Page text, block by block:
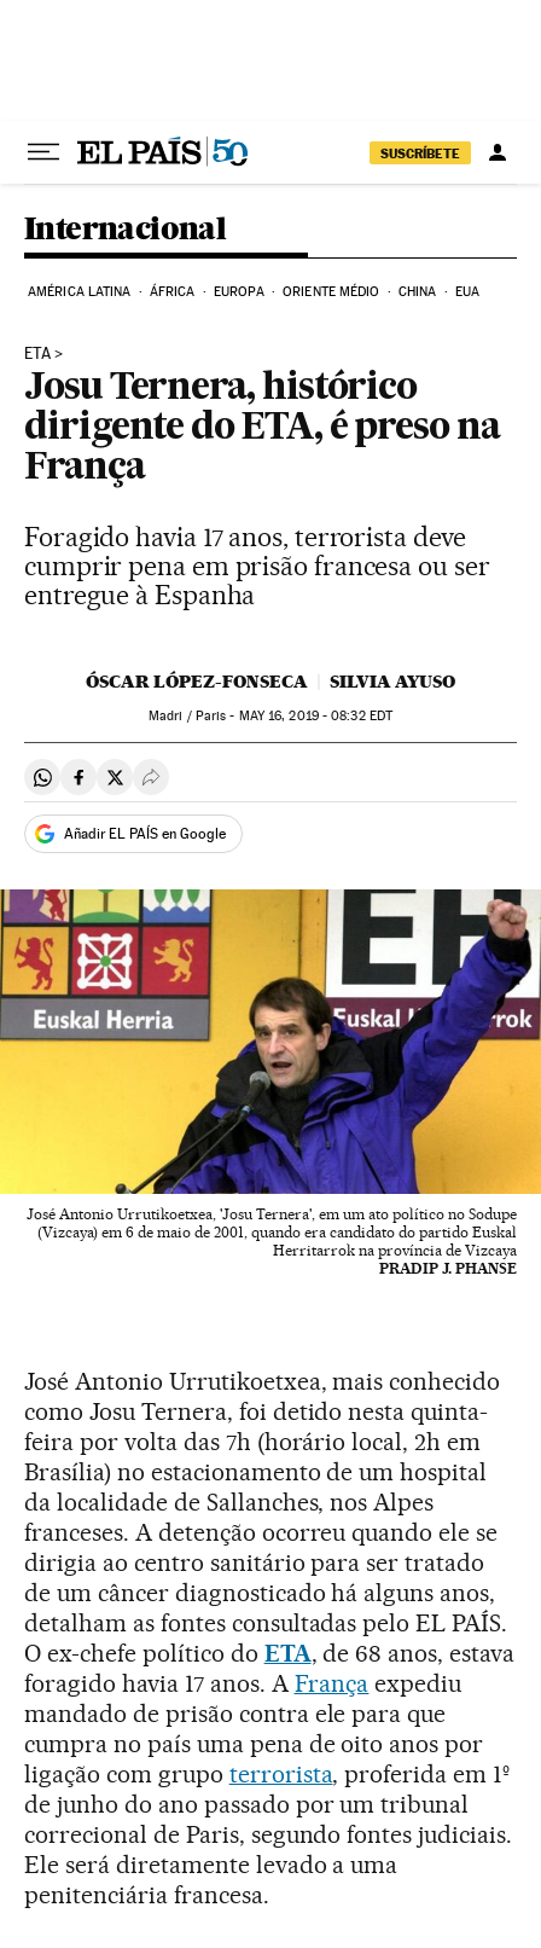
SUSCRÍBETE
Internacional
AMÉRICA LATINA ÁFRICA EUROPA ORIENTE MÉDIO CHINA EUA
ETA
Josu Ternera, histórico
dirigente do ETA, é preso na
França
Foragido havia 17 anos, terrorista deve
cumprir pena em prisão francesa ou ser
entregue à Espanha
ÓSCAR LÓPEZ-FONSECA SILVIA AYUSO
Madri / Paris - MAY16, 2019 - 08:32EDT
Compartir en Whatsapp
Compartir en Facebook
Compartir en Twitter
Desplegar Redes Sociales
Añadir EL PAÍS en Google
José Antonio Urrutikoetxea, 'Josu Ternera', em um ato político no Sodupe
(Vizcaya) em 6 de maio de 2001, quando era candidato do partido Euskal
Herritarrok na província de Vizcaya
PRADIP J. PHANSE
José Antonio Urrutikoetxea, mais conhecido
como Josu Ternera, foi detido nesta quinta-
feira por volta das 7h (horário local, 2h em
Brasília) no estacionamento de um hospital
da localidade de Sallanches, nos Alpes
franceses. A detenção ocorreu quando ele se
dirigia ao centro sanitário para ser tratado
de um câncer diagnosticado há alguns anos,
detalham as fontes consultadas pelo EL PAÍS.
O ex-chefe político do ETA, de 68 anos, estava
foragido havia 17 anos. AFrança expediu
mandado de prisão contra ele para que
cumpra no país uma pena de oito anos por
ligação com grupo terrorista, proferida em 1º
de junho do ano passado por um tribunal
correcional de Paris, segundo fontes judiciais.
Ele será diretamente levado a uma
penitenciária francesa.